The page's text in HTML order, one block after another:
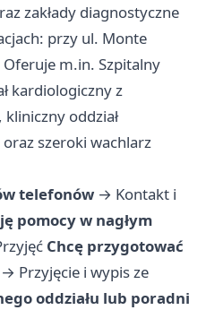
zakłady diagnostyczne
przy ul. Monte
m.in. Szpitalny
kardiologiczny z
oddział
szeroki wachlarz
telefonów → Kontakt i
pomocy w nagłym
Chcę przygotować
→ Przyjęcie i wypis ze
oddziału lub poradni